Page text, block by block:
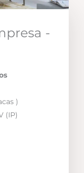
-
)
(IP)